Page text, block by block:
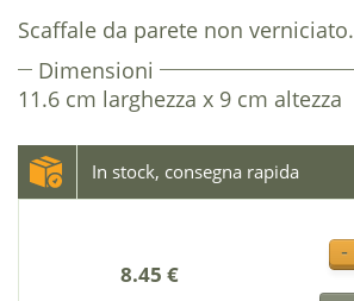
Scaffale da parete non verniciato.
Dimensioni
11.6 cm larghezza x 9 cm altezza
In stock, consegna rapida
8.45 €
-